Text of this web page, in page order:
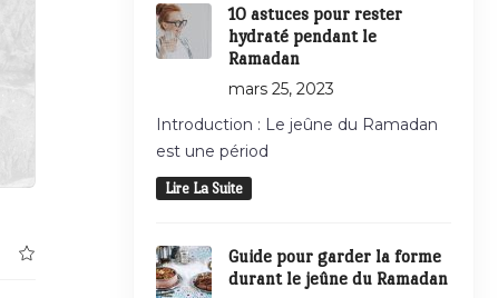
10 astuces pour rester
hydraté pendant le
Ramadan
mars 25, 2023
Introduction : Le jeûne du Ramadan
est une périod
Lire La Suite
Guide pour garder la forme
durant le jeûne du Ramadan